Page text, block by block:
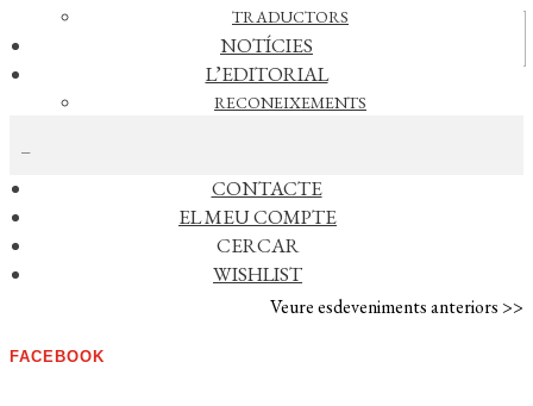
TRADUCTORS
NOTÍCIES
L’EDITORIAL
RECONEIXEMENTS
CONTACTE
EL MEU COMPTE
CERCAR
WISHLIST
Vídeos
CERCAR NOTÍCIES
AGENDA
No s'han trobat esdeveniments
Veure esdeveniments anteriors >>
FACEBOOK